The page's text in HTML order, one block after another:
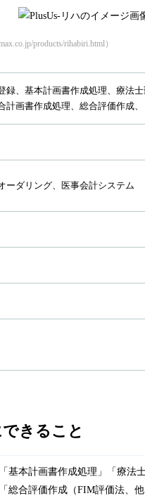
products/rihabiri.html）
録、基本計画書作成処理、療法
計画書作成処理、総合評価作成
ーダリング、医事会計システム
きること
基本計画書作成処理」「療法
総合評価作成（FIM評価法、